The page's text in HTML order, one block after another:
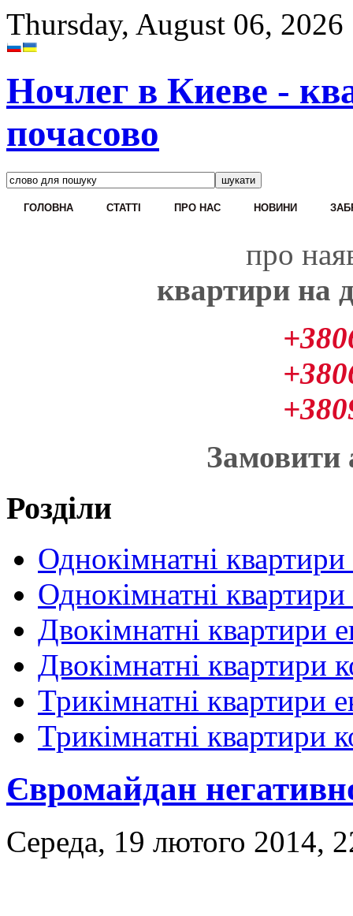
Thursday, August 06, 2026
Ночлег в Киеве -
почасово
ГОЛОВНА CТАТТІ ПРО НАС НОВИНИ
про
квартири на
Замовити
Розділи
Однокімнатні
Однокімнатні
Двокімнатні квартири
Двокімнатні квартири
Трикімнатні квартири
Трикімнатні квартири
Євромайдан
Середа, 19 лютого 2014,